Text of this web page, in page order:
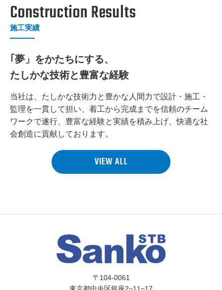
係、公共関係等の工事
設計・工事施工を行っ
ています。
VIEW MORE
Construction Results
施工実績
｢夢」をかたちにする、
たしかな技術と豊富な経験
当社は、たしかな技術力と豊かな人間力で設計・施工・
監理を一貫して担い、 着工から完成までを信頼のチーム
ワークで遂行、豊富な経験と実績を積み上げ、快適な社
会創造に貢献しております。
VIEW ALL
〒104-0061